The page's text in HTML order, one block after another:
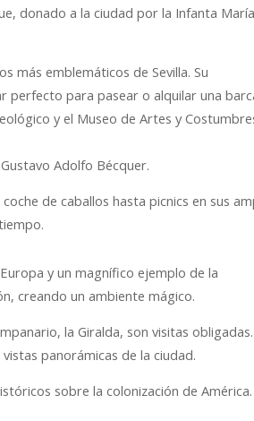
donado a la ciudad por la Infanta María
más emblemáticos de Sevilla. Su
perfecto para pasear o alquilar una
y el Museo de Artes y
Adolfo Bécquer.
de caballos hasta picnics en sus
y un magnífico ejemplo de la
creando un ambiente mágico.
la Giralda, son visitas
panorámicas de la ciudad.
sobre la colonización de América.